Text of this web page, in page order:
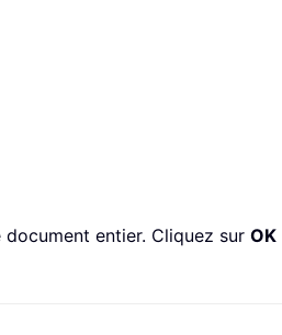
entier. Cliquez sur OK